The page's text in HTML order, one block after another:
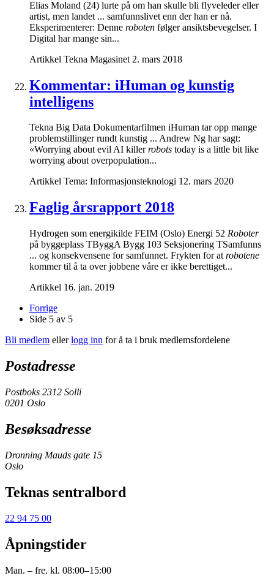
Elias Moland (24) lurte på om han skulle bli flyveleder eller
artist, men landet ... samfunnslivet enn der han er nå.
Eksperimenterer: Denne roboten følger ansiktsbevegelser. I
Digital har mange sin...
Artikkel Tekna Magasinet 2. mars 2018
Kommentar: iHuman og kunstig
intelligens
Tekna Big Data Dokumentarfilmen iHuman tar opp mange
problemstillinger rundt kunstig ... Andrew Ng har sagt:
«Worrying about evil AI killerrobots today is a little bit like
worrying about overpopulation...
Artikkel Tema: Informasjonsteknologi 12. mars 2020
Faglig årsrapport 2018
Hydrogen som energikilde FEIM (Oslo) Energi 52 Roboter
på byggeplass TByggA Bygg 103 Seksjonering TSamfunns
... og konsekvensene for samfunnet. Frykten for at robotene
kommer til å ta over jobbene våre er ikke berettiget...
Artikkel 16. jan. 2019
Forrige
Side 5 av 5
Bli medlem ellerlogg inn for å ta i bruk medlemsfordelene
Postadresse
Postboks 2312 Solli
0201 Oslo
Besøksadresse
Dronning Mauds gate 15
Oslo
Teknas sentralbord
22 94 75 00
Åpningstider
Man. – fre. kl. 08:00–15:00